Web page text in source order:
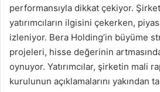
performansıyla dikkat çekiyor.
yatırımcıların ilgisini çekerken,
izleniyor. Bera Holding’in büyüme
projeleri, hisse değerinin
oynuyor. Yatırımcılar, şirketin mali
kurulunun açıklamalarını yakından